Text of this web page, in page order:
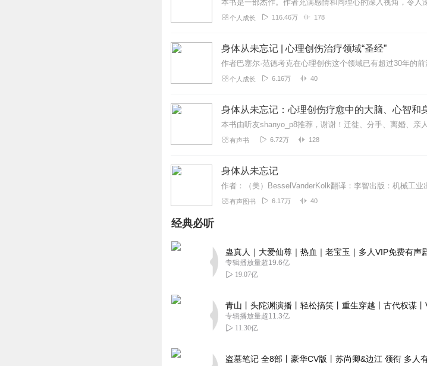
个人成长 116.46万 178
身体从未忘记 | 心理创伤治疗领域“圣经”
个人成长 6.16万 40
身体从未忘记：心理创伤疗愈中的大脑、心智和
有声书 6.72万 128
身体从未忘记
作者：（美）BesselVanderKolk翻译：李智出版：机械工业
有声图书 6.17万 40
经典必听
蛊真人｜大爱仙尊｜热血｜老宝玉｜多人VIP免费有声
专辑播放量超19.6亿
19.07亿
青山丨头陀渊演播丨轻松搞笑丨重生穿越丨古代权谋
专辑播放量超11.3亿
11.30亿
盗墓笔记 全8部丨豪华CV版丨苏尚卿&边江 领衔 多人